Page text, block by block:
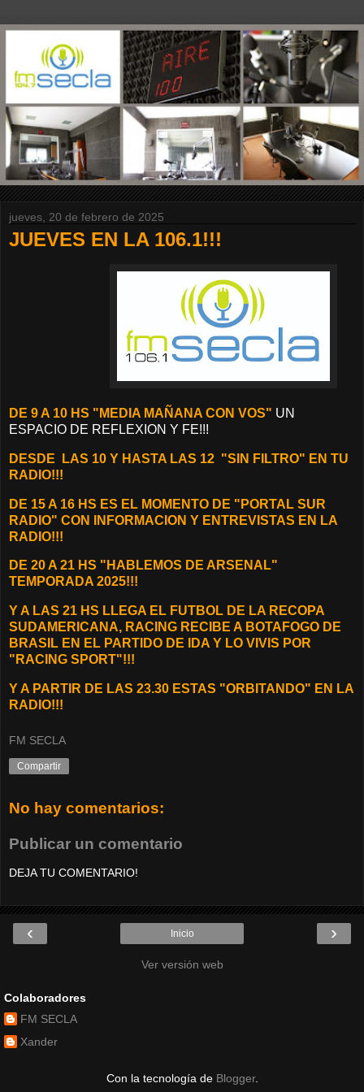
jueves, 20 de febrero de 2025
JUEVES EN LA 106.1!!!
DE 9 A 10 HS "MEDIA MAÑANA CON VOS" UN
ESPACIO DE REFLEXION Y FE!!!
DESDE
LAS 10 Y HASTA LAS 12 "SIN FILTRO" EN TU
RADIO!!!
DE 15 A 16 HS ES EL MOMENTO DE "PORTAL SUR
RADIO" CON INFORMACION Y ENTREVISTAS EN LA
RADIO!!!
DE 20 A 21 HS "HABLEMOS DE ARSENAL"
TEMPORADA 2025!!!
Y A LAS 21 HS LLEGA EL FUTBOL DE LA RECOPA
SUDAMERICANA, RACING RECIBE A BOTAFOGO DE
BRASIL EN EL PARTIDO DE IDA Y LO VIVIS POR
"RACING SPORT"!!!
Y A PARTIR DE LAS 23.30 ESTAS "ORBITANDO" EN LA
RADIO!!!
FM SECLA
Compartir
No hay comentarios:
Publicar un comentario
DEJA TU COMENTARIO!
‹ ›
Inicio
Ver versión web
Colaboradores
FM SECLA
Xander
Con la tecnología de Blogger.